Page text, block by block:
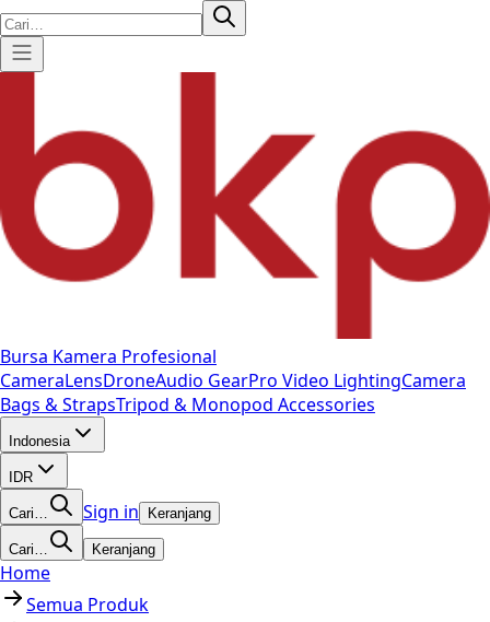
Bursa Kamera Profesional
CameraLensDroneAudio GearPro Video LightingCamera
Bags & StrapsTripod & Monopod Accessories
Indonesia
IDR
Cari… Sign in Keranjang
Cari… Keranjang
Home
Semua Produk